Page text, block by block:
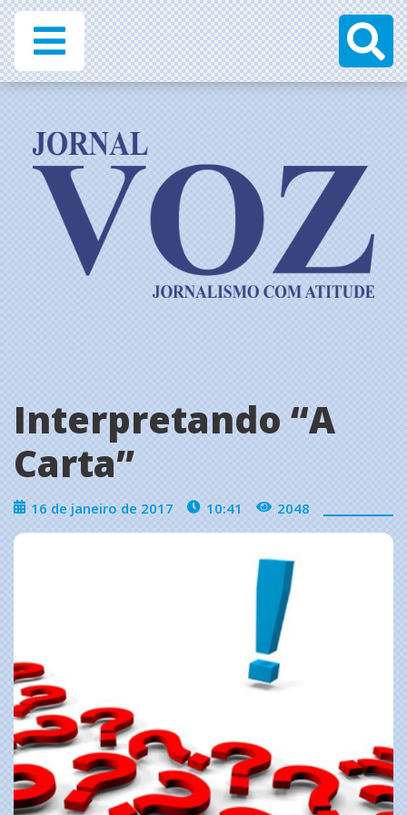
Interpretando “A
Carta”
16 de janeiro de 2017 10:41 2048